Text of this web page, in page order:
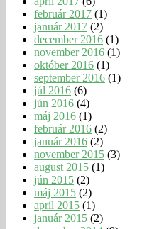
február 2017 (1)
január 2017 (2)
december 2016 (1)
november 2016 (1)
október 2016 (1)
september 2016 (1)
júl 2016 (6)
jún 2016 (4)
máj 2016 (1)
február 2016 (2)
január 2016 (2)
november 2015 (3)
august 2015 (1)
jún 2015 (2)
máj 2015 (2)
apríl 2015 (1)
január 2015 (2)